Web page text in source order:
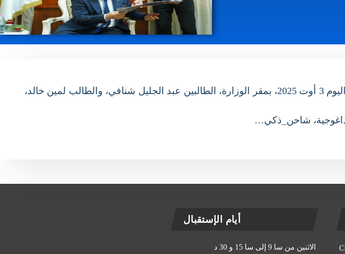
إستقبل وزير التعليم العالي والبحث العلمي، السيد كمال بداري، ظهيرة اليوم 3 أوت 2025، بمقر الوزارة، الطالبين عبد الجليل شنافي، والطالب لمين خالد،
شاحن_ذكي…
أيام الإستقبال
الاثنين من سا 9 إلى سا 15 و 30 د